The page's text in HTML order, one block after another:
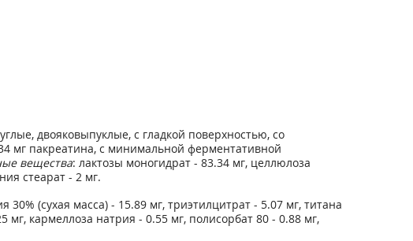
двояковыпуклые, с гладкой поверхностью, со
мг пакреатина, с минимальной ферментативной
вещества: лактозы моногидрат - 83.34 мг, целлюлоза
стеарат - 2 мг.
(сухая масса) - 15.89 мг, триэтилцитрат - 5.07 мг, титана
мг, кармеллоза натрия - 0.55 мг, полисорбат 80 - 0.88 мг,